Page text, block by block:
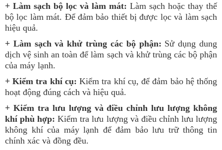
+ Làm sạch bộ lọc và làm mát: Làm sạch hoặc thay thế
bộ lọc làm mát. Để đảm bảo thiết bị được lọc và làm sạch
hiệu quả.
+ Làm sạch và khử trùng các bộ phận: Sử dụng dung
dịch vệ sinh an toàn để làm sạch và khử trùng các bộ phận
của máy lạnh.
+ Kiểm tra khí cụ: Kiểm tra khí cụ, để đảm bảo hệ thống
hoạt động đúng cách và hiệu quả.
+ Kiểm tra lưu lượng và điều chỉnh lưu lượng không
khí phù hợp: Kiểm tra lưu lượng và điều chỉnh lưu lượng
không khí của máy lạnh để đảm bảo lưu trữ thông tin
chính xác và đồng đều.